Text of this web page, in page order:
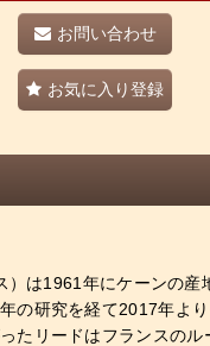
お問い合わせ
お気に入り登録
は1961年にケーンの
研究を経て2017年
リードはフランスの